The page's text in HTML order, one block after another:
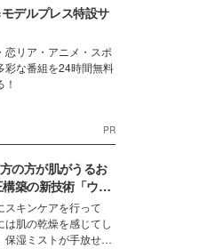
デルプレス特設サ
恋リア・アニメ・スポ
彩な番組を24時間無料
PR
の方が肌がうるお
構築の新技術「ウォ
プチャリングスキ
）」がスキンケア
える予感
スキンケアを行って
は肌の乾燥を感じてし
保湿ミストが手放せな